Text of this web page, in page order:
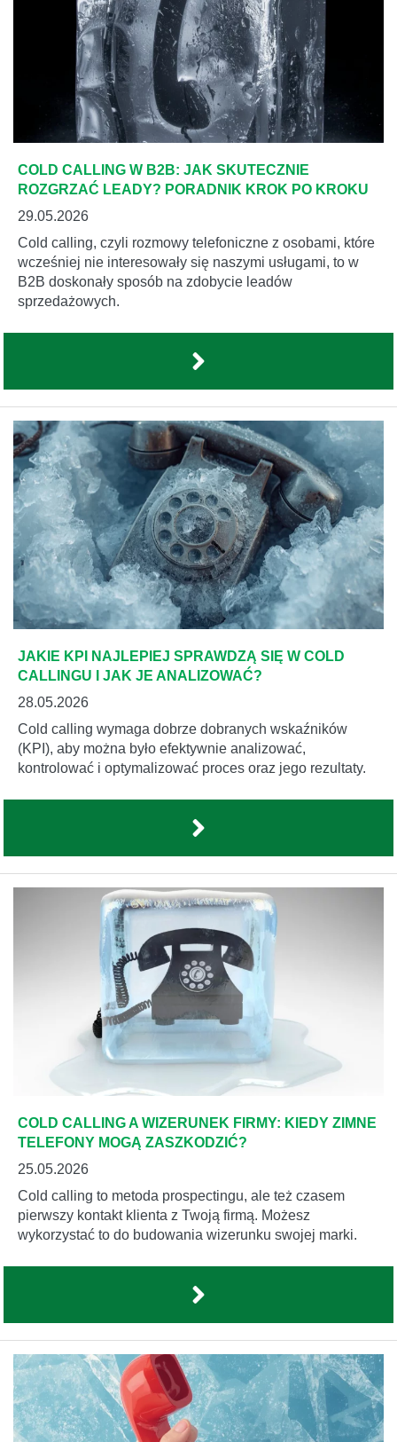
COLD CALLING W B2B: JAK SKUTECZNIE
ROZGRZAĆ LEADY? PORADNIK KROK PO KROKU
29.05.2026
Cold calling, czyli rozmowy telefoniczne z osobami, które
wcześniej nie interesowały się naszymi usługami, to w
B2B doskonały sposób na zdobycie leadów
sprzedażowych.
JAKIE KPI NAJLEPIEJ SPRAWDZĄ SIĘ W COLD
CALLINGU I JAK JE ANALIZOWAĆ?
28.05.2026
Cold calling wymaga dobrze dobranych wskaźników
(KPI), aby można było efektywnie analizować,
kontrolować i optymalizować proces oraz jego rezultaty.
COLD CALLING A WIZERUNEK FIRMY: KIEDY ZIMNE
TELEFONY MOGĄ ZASZKODZIĆ?
25.05.2026
Cold calling to metoda prospectingu, ale też czasem
pierwszy kontakt klienta z Twoją firmą. Możesz
wykorzystać to do budowania wizerunku swojej marki.